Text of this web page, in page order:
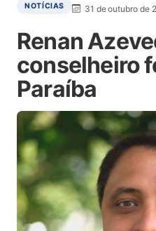
NOTÍCIAS 31 de outubro de
Renan
conselheiro
Paraíba